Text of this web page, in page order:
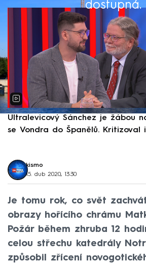
dostupná.
Ultralevicový Sánchez je žábou
se Vondra do Španělů. Kritizoval
kismo
15. dub 2020, 13:30
Je tomu rok, co svět
obrazy hořícího chrámu
Požár během zhruba 12
celou střechu katedrály
způsobil zřícení